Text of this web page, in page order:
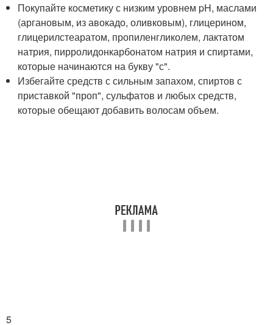
Покупайте косметику с низким уровнем pH, маслами
(аргановым, из авокадо, оливковым), глицерином,
глицерилстеаратом, пропиленгликолем, лактатом
натрия, пирролидонкарбонатом натрия и спиртами,
которые начинаются на букву "с".
Избегайте средств с сильным запахом, спиртов с
приставкой "проп", сульфатов и любых средств,
которые обещают добавить волосам объем.
5